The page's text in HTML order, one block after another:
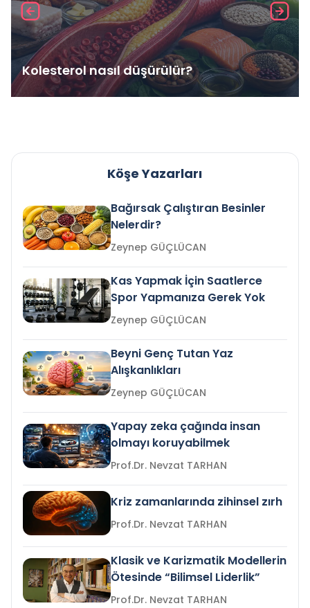
Kolesterol nasıl düşürülür?
Köşe Yazarları
Bağırsak Çalıştıran Besinler
Nelerdir?
Zeynep GÜÇLÜCAN
Kas Yapmak İçin Saatlerce
Spor Yapmanıza Gerek Yok
Zeynep GÜÇLÜCAN
Beyni Genç Tutan Yaz
Alışkanlıkları
Zeynep GÜÇLÜCAN
Yapay zeka çağında insan
olmayı koruyabilmek
Prof.Dr. Nevzat TARHAN
Kriz zamanlarında zihinsel zırh
Prof.Dr. Nevzat TARHAN
Klasik ve Karizmatik Modellerin
Ötesinde “Bilimsel Liderlik”
Prof.Dr. Nevzat TARHAN